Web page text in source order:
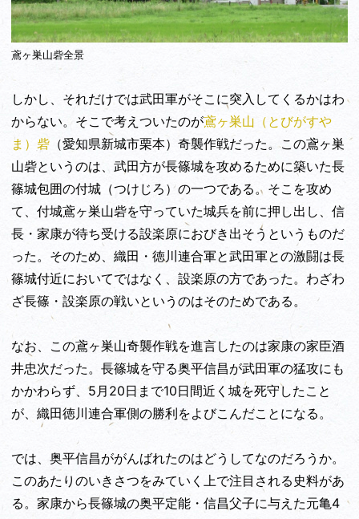
鳶ヶ巣山砦全景
しかし、それだけでは武田軍がそこに突入してくるかはわ
からない。そこで考えついたのが鳶ヶ巣山（とびがすや
ま）砦 （愛知県新城市栗本）奇襲作戦だった。この鳶ヶ巣
山砦というのは、武田方が長篠城を攻めるために築いた長
篠城包囲の付城（つけじろ）の一つである。そこを攻め
て、付城鳶ヶ巣山砦を守っていた城兵を前に押し出し、信
長・家康が待ち受ける設楽原におびき出そうというものだ
った。そのため、織田・徳川連合軍と武田軍との激闘は長
篠城付近においてではなく、設楽原の方であった。わざわ
ざ長篠・設楽原の戦いというのはそのためである。
なお、この鳶ヶ巣山奇襲作戦を進言したのは家康の家臣酒
井忠次だった。長篠城を守る奥平信昌が武田軍の猛攻にも
かかわらず、5月20日まで10日間近く城を死守したこと
が、織田徳川連合軍側の勝利をよびこんだことになる。
では、奥平信昌ががんばれたのはどうしてなのだろうか。
このあたりのいきさつをみていく上で注目される史料があ
る。家康から長篠城の奥平定能・信昌父子に与えた元亀4